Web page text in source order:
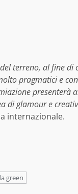
terreno, al fine di
pragmatici e
presenterà
di glamour e
internazionale.
green